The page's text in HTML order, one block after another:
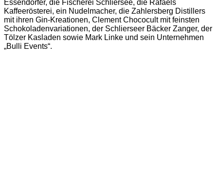
Essendorfer, die Fischerei Schliersee, die Rafaels
Kaffeerösterei, ein Nudelmacher, die Zahlersberg Distillers
mit ihren Gin-Kreationen, Clement Chococult mit feinsten
Schokoladenvariationen, der Schlierseer Bäcker Zanger, der
Tölzer Kasladen sowie Mark Linke und sein Unternehmen
„Bulli Events“.